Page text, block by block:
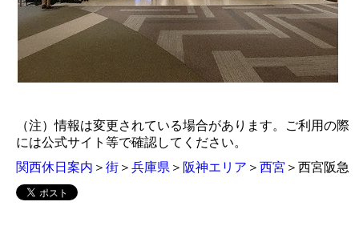
（注）情報は変更されている場合があります。ご利用の際
には公式サイト等で確認してください。
関西休日案内 ＞ 街 ＞ 兵庫県 ＞ 阪神エリア ＞ 西宮 ＞西宮阪急